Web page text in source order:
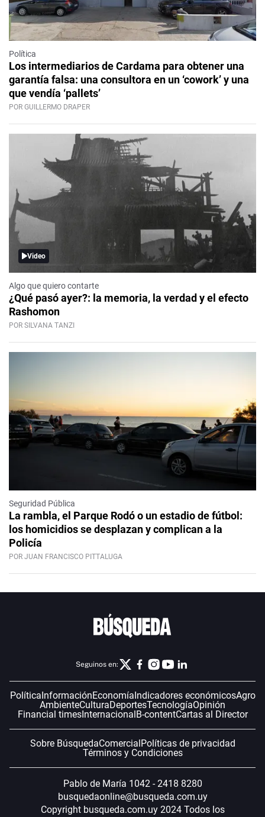
Política
Los intermediarios de Cardama para obtener una
garantía falsa: una consultora en un ‘cowork’ y una
que vendía ‘pallets’
POR GUILLERMO DRAPER
Video
Algo que quiero contarte
¿Qué pasó ayer?: la memoria, la verdad y el efecto
Rashomon
POR SILVANA TANZI
Seguridad Pública
La rambla, el Parque Rodó o un estadio de fútbol:
los homicidios se desplazan y complican a la
Policía
POR JUAN FRANCISCO PITTALUGA
Seguinos en:
Política InformaciónEconomía Indicadores económicosAgro
AmbienteCulturaDeportesTecnologíaOpinión
Financial timesInternacional B-contentCartas al Director
Sobre BúsquedaComercial Políticas de privacidad
Términos y Condiciones
Pablo de María 1042 - 2418 8280
busquedaonline@busqueda.com.uy
Copyright busqueda.com.uy 2024 Todos los